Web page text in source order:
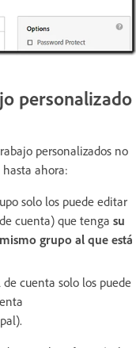
personalizado
personalizados no
ahora:
solo los puede editar
cuenta) que tenga su
grupo al que está
cuenta solo los puede